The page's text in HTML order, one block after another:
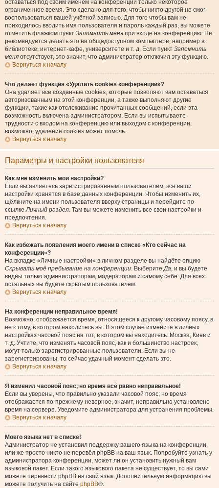
оставаться под своим именем на конференции только некоторое
ограниченное время. Это сделано для того, чтобы никто другой не смог
воспользоваться вашей учётной записью. Для того чтобы вам не
приходилось вводить имя пользователя и пароль каждый раз, вы можете
отметить флажком пункт Запомнить меня при входе на конференцию. Не
рекомендуется делать это на общедоступном компьютере, например в
библиотеке, интернет-кафе, университете и т. д. Если пункт Запомнить
меня отсутствует, это значит, что администратор отключил эту функцию.
Вернуться к началу
Что делает функция «Удалить cookies конференции»?
Она удаляет все созданные cookies, которые позволяют вам оставаться
авторизованным на этой конференции, а также выполняют другие
функции, такие как отслеживание прочитанных сообщений, если эта
возможность включена администратором. Если вы испытываете
трудности с входом на конференцию или выходом с конференции,
возможно, удаление cookies может помочь.
Вернуться к началу
Параметры и настройки пользователя
Как мне изменить мои настройки?
Если вы являетесь зарегистрированным пользователем, все ваши
настройки хранятся в базе данных конференции. Чтобы изменить их,
щёлкните на имени пользователя вверху страницы и перейдите по
ссылкеЛичный раздел. Там вы можете изменить все свои настройки и
предпочтения.
Вернуться к началу
Как избежать появления моего имени в списке «Кто сейчас на
конференции»?
На вкладке «Личные настройки» в личном разделе вы найдёте опцию
Скрывать моё пребывание на конференции. ВыберитеДа, и вы будете
видны только администраторам, модераторам и самому себе. Для всех
остальных вы будете скрытым пользователем.
Вернуться к началу
На конференции неправильное время!
Возможно, отображается время, относящееся к другому часовому поясу, а
не к тому, в котором находитесь вы. В этом случае измените в личных
настройках часовой пояс на тот, в котором вы находитесь: Москва, Киев и
т. д. Учтите, что изменять часовой пояс, как и большинство настроек,
могут только зарегистрированные пользователи. Если вы не
зарегистрированы, то сейчас удачный момент сделать это.
Вернуться к началу
Я изменил часовой пояс, но время всё равно неправильное!
Если вы уверены, что правильно указали часовой пояс, но время
отображается по-прежнему неверное, значит, неправильно установлено
время на сервере. Уведомите администратора для устранения проблемы.
Вернуться к началу
Моего языка нет в списке!
Администратор не установил поддержку вашего языка на конференции,
или же просто никто не перевёл phpBB на ваш язык. Попробуйте узнать у
администратора конференции, может ли он установить нужный вам
языковой пакет. Если такого языкового пакета не существует, то вы сами
можете перевести phpBB на свой язык. Дополнительную информацию вы
можете получить на сайте phpBB®.